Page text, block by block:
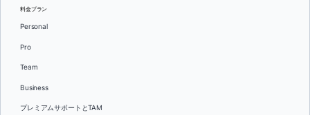
料金プラン
Personal
Pro
Team
Business
プレミアムサポートとTAM